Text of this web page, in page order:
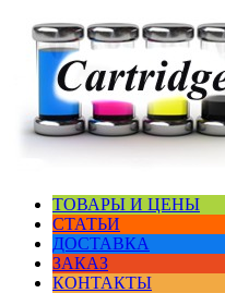
ТОВАРЫ И ЦЕНЫ
СТАТЬИ
ДОСТАВКА
ЗАКАЗ
КОНТАКТЫ